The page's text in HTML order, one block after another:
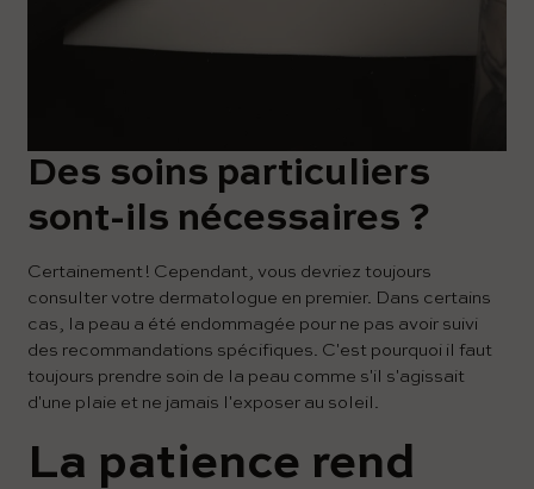
Des soins particuliers
sont-ils nécessaires ?
Certainement ! Cependant, vous devriez toujours
consulter votre dermatologue en premier. Dans certains
cas, la peau a été endommagée pour ne pas avoir suivi
des recommandations spécifiques. C'est pourquoi il faut
toujours prendre soin de la peau comme s'il s'agissait
d'une plaie et ne jamais l'exposer au soleil.
La patience rend